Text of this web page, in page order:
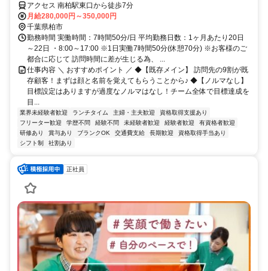
アクセス 南柏駅東口から徒歩7分
月給280,000円～350,000円
千葉県柏市
勤務時間 実働時間：7時間50分/日 平均勤務日数：1ヶ月あたり20日
～22日 ・8:00～17:00 ※1日実働7時間50分(休憩70分) ※お客様のご
都合に応じて 訪問時間に差が生じる為、 ...
仕事内容 ＼ おすすめポイント ／ ◆【既存メイン】 訪問先の9割が既
存顧客！まずは顔と名前を覚えてもらうことから♪ ◆【ノルマなし】
目標設定はありますが過度なノルマはなし！チーム全体で目標達成を
目...
業界未経験者歓迎 ランチタイム 主婦・主夫歓迎
資格取得支援あり
フリーター歓迎
学歴不問 経験不問 未経験者歓迎 経験者歓迎
有資格者歓迎
研修あり
賞与あり ブランクOK 交通費支給 長期歓迎
資格取得手当あり
シフト制
社割あり
正社員